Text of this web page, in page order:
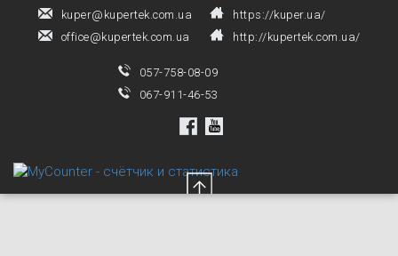
kuper@kupertek.com.ua
office@kupertek.com.ua
https://kuper.ua/
http://kupertek.com.ua/
057-758-08-09
067-911-46-53